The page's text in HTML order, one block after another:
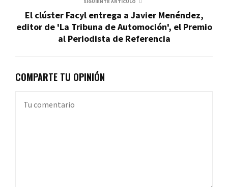
SIGUIENTE ARTÍCULO
El clúster Facyl entrega a Javier Menéndez,
editor de 'La Tribuna de Automoción', el Premio
al Periodista de Referencia
COMPARTE TU OPINIÓN